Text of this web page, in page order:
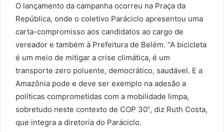
O lançamento da campanha ocorreu na Praça da
República, onde o coletivo Paráciclo apresentou uma
carta-compromisso aos candidatos ao cargo de
vereador e também à Prefeitura de Belém. “A bicicleta
é um meio de mitigar a crise climática, é um
transporte zero poluente, democrático, saudável. E a
Amazônia pode e deve ser exemplo na adesão a
políticas comprometidas com a mobilidade limpa,
sobretudo neste contexto de COP 30”, diz Ruth Costa,
que integra a diretoria do Paráciclo.